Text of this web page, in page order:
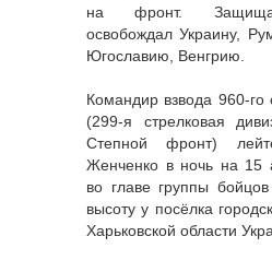
на фронт.
освобождал Украину,
Югославию, Венгрию.
Командир взвода 960-го
(299-я стрелковая
Степной фронт)
Женченко в ночь на 15
во главе группы
высоту у посёлка
Харьковской области